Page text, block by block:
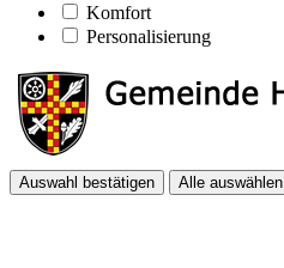
Komfort
Personalisierung
Auswahl bestätigen Alle auswählen